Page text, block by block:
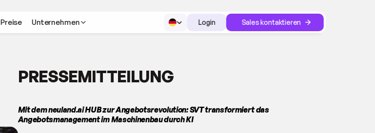
PRESSEMITTEILUNG
Mit dem neuland.ai HUB zur Angebotsrevolution: SVT transformiert das
Angebotsmanagement im Maschinenbau durch KI
Preise Unternehmen Login Sales kontaktieren